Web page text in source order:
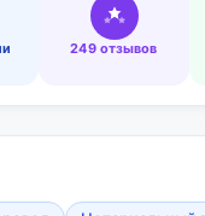
249 отзывов